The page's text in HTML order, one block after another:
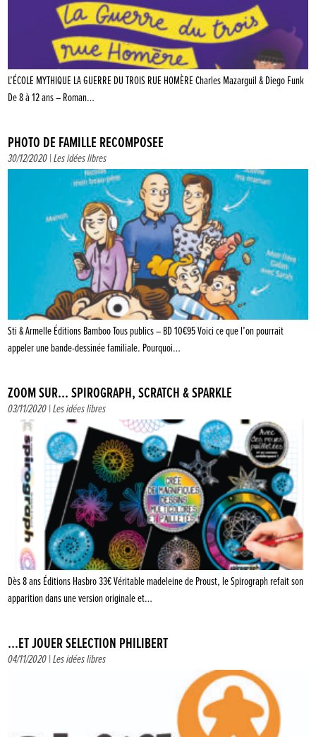
L’ÉCOLE MYTHIQUE LA GUERRE DU TROIS RUE HOMÈRE Charles Mazarguil & Diego Funk
De 8 à 12 ans – Roman…
PHOTO DE FAMILLE RECOMPOSÉE
30/12/2020 |Les idées libres
Sti & Armelle Éditions Bamboo Tous publics – BD 10€95 Voici ce que l’on pourrait
appeler une bande-dessinée familiale. Pourquoi…
ZOOM SUR… SPIROGRAPH, SCRATCH & SPARKLE
03/11/2020 |Les idées libres
Dès 8 ans Éditions Hasbro 33€ Véritable madeleine de Proust, le Spirograph refait son
apparition dans une version originale et…
…ET JOUER SÉLECTION PHILIBERT
04/11/2020 |Les idées libres